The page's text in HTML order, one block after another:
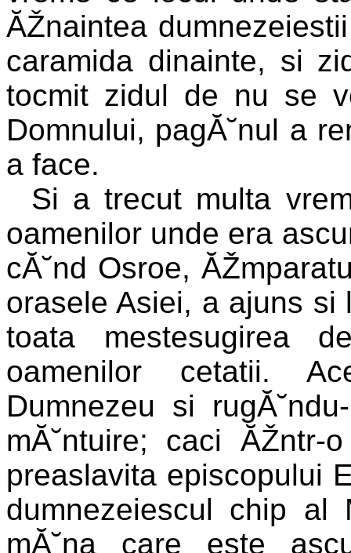
ĂŽnaintea
caramida dinainte, si
tocmit zidul de nu se
Domnului, pagĂ˘nul a
a face.
Si a trecut multa
oamenilor unde era
cĂ˘nd Osroe,
orasele Asiei, a ajuns
toata mestesugirea
oamenilor cetatii.
Dumnezeu si
mĂ˘ntuire; caci
preaslavita episcopului
dumnezeiescul chip al
mĂ˘na care este